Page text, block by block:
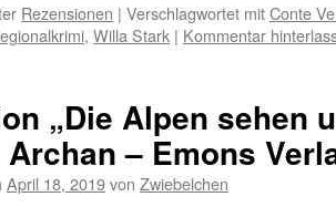
Rezensionen | Verschlagwortet mitConte
, Willa Stark | Kommentar
„Die Alpen sehen
– Emons
April 18, 2019von Zwiebelchen